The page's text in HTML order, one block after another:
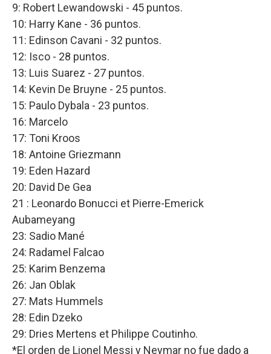
9: Robert Lewandowski - 45 puntos.
10: Harry Kane - 36 puntos.
11: Edinson Cavani - 32 puntos.
12: Isco - 28 puntos.
13: Luis Suarez - 27 puntos.
14: Kevin De Bruyne - 25 puntos.
15: Paulo Dybala - 23 puntos.
16: Marcelo
17: Toni Kroos
18: Antoine Griezmann
19: Eden Hazard
20: David De Gea
21 : Leonardo Bonucci et Pierre-Emerick
Aubameyang
23: Sadio Mané
24: Radamel Falcao
25: Karim Benzema
26: Jan Oblak
27: Mats Hummels
28: Edin Dzeko
29: Dries Mertens et Philippe Coutinho.
*El orden de Lionel Messi y Neymar no fue dado a